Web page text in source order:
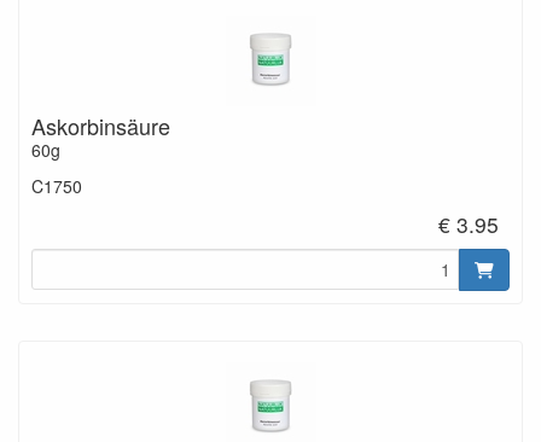
Askorbinsäure
60g
C1750
€ 3.95